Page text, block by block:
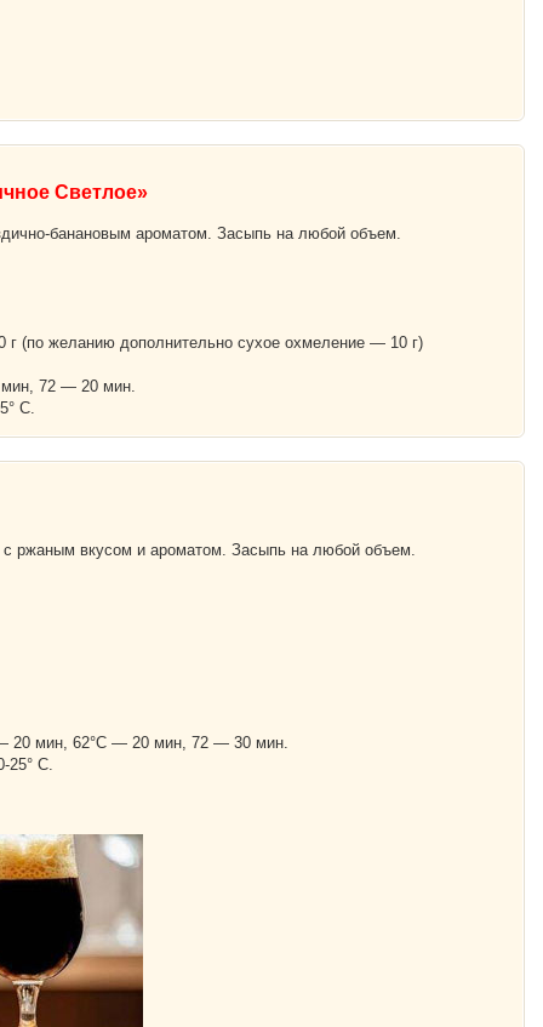
Светлое»
банановым ароматом. Засыпь на любой объем.
(по желанию дополнительно сухое охмеление — 10 г)
72 — 20 мин.
С.
с ржаным вкусом и ароматом. Засыпь на любой объем.
20 мин, 62°С — 20 мин, 72 — 30 мин.
25° С.